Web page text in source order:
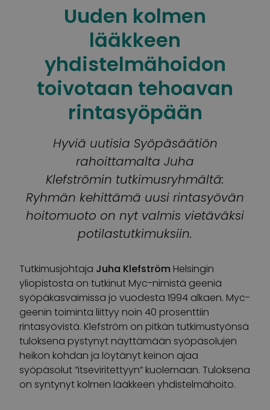
Uuden kolmen
lääkkeen
yhdistelmähoidon
toivotaan tehoavan
rintasyöpään
Hyviä uutisia Syöpäsäätiön
rahoittamalta Juha
Klefströmin tutkimusryhmältä:
Ryhmän kehittämä uusi rintasyövän
hoitomuoto on nyt valmis vietäväksi
potilastutkimuksiin.
Tutkimusjohtaja Juha Klefström Helsingin
yliopistosta on tutkinut Myc-nimistä geeniä
syöpäkasvaimissa jo vuodesta 1994 alkaen. Myc-
geenin toiminta liittyy noin 40 prosenttiin
rintasyövistä. Klefström on pitkän tutkimustyönsä
tuloksena pystynyt näyttämään syöpäsolujen
heikon kohdan ja löytänyt keinon ajaa
syöpäsolut ”itseviritettyyn” kuolemaan. Tuloksena
on syntynyt kolmen lääkkeen yhdistelmähoito.